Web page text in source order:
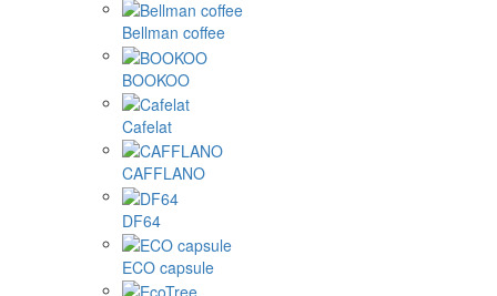
Bellman coffee
BOOKOO
Cafelat
CAFFLANO
DF64
ECO capsule